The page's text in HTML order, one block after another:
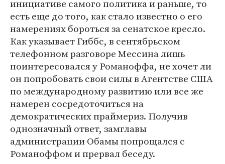
инициативе самого политика и раньше, то
есть еще до того, как стало известно о его
намерениях бороться за сенатское кресло.
Как указывает Гиббс, в сентябрьском
телефонном разговоре Мессина лишь
поинтересовался у Романоффа, не хочет ли
он попробовать свои силы в Агентстве США
по международному развитию или все же
намерен сосредоточиться на
демократических праймериз. Получив
однозначный ответ, замглавы
администрации Обамы попрощался с
Романоффом и прервал беседу.